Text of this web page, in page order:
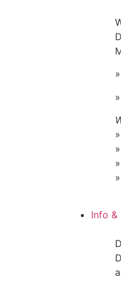
»
»
»
»
»
»
Info &